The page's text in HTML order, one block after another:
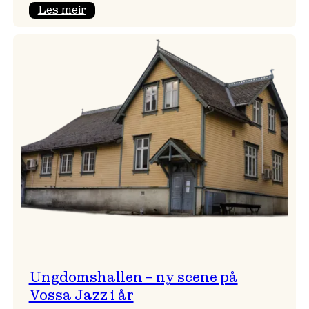
Les meir:
opningskonsert!
Ungdomshallen – ny scene på
Vossa Jazz i år